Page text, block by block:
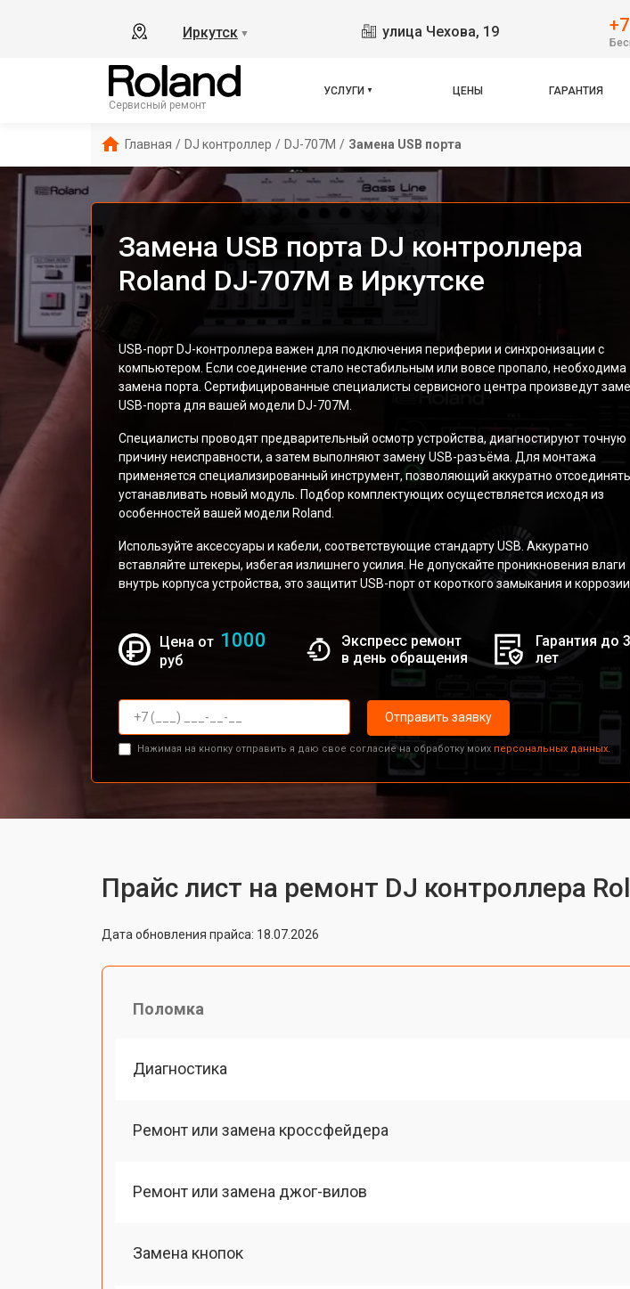
Иркутск ▼ улица Чехова, 19
Сервисный ремонт
УСЛУГИ ЦЕНЫ ГАРАНТИЯ
Главная / DJ контроллер / DJ-707M / Замена USB порта
Замена USB порта DJ контроллера
Roland DJ-707M в Иркутске
USB-порт DJ-контроллера важен для подключения периферии и синхронизации с
компьютером. Если соединение стало нестабильным или вовсе пропало, необходима
замена порта. Сертифицированные специалисты сервисного центра произведут
USB-порта для вашей модели DJ-707M.
Специалисты проводят предварительный осмотр устройства, диагностируют точную
причину неисправности, а затем выполняют замену USB-разъёма. Для монтажа
применяется специализированный инструмент, позволяющий аккуратно
устанавливать новый модуль. Подбор комплектующих осуществляется исходя из
особенностей вашей модели Roland.
Используйте аксессуары и кабели, соответствующие стандарту USB. Аккуратно
вставляйте штекеры, избегая излишнего усилия. Не допускайте проникновения влаги
внутрь корпуса устройства, это защитит USB-порт от короткого замыкания и коррозии.
Цена от 1000
руб
Экспресс ремонт
в день обращения
Гарантия до
лет
Отправить заявку
Нажимая на кнопку отправить я даю свое согласие на обработку моих персональных данных.
Прайс лист на ремонт DJ контроллера
Дата обновления прайса: 18.07.2026
Поломка
Диагностика
Ремонт или замена кроссфейдера
Ремонт или замена джог-вилов
Замена кнопок